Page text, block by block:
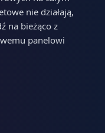
nie działają,
na bieżąco z
panelowi